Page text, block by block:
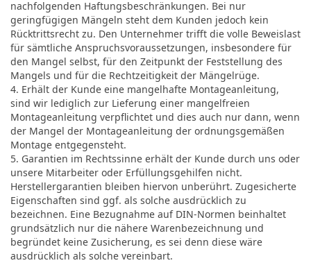
nachfolgenden Haftungsbeschränkungen. Bei nur
geringfügigen Mängeln steht dem Kunden jedoch kein
Rücktrittsrecht zu. Den Unternehmer trifft die volle Beweislast
für sämtliche Anspruchsvoraussetzungen, insbesondere für
den Mangel selbst, für den Zeitpunkt der Feststellung des
Mangels und für die Rechtzeitigkeit der Mängelrüge.
4. Erhält der Kunde eine mangelhafte Montageanleitung,
sind wir lediglich zur Lieferung einer mangelfreien
Montageanleitung verpflichtet und dies auch nur dann, wenn
der Mangel der Montageanleitung der ordnungsgemäßen
Montage entgegensteht.
5. Garantien im Rechtssinne erhält der Kunde durch uns oder
unsere Mitarbeiter oder Erfüllungsgehilfen nicht.
Herstellergarantien bleiben hiervon unberührt. Zugesicherte
Eigenschaften sind ggf. als solche ausdrücklich zu
bezeichnen. Eine Bezugnahme auf DIN-Normen beinhaltet
grundsätzlich nur die nähere Warenbezeichnung und
begründet keine Zusicherung, es sei denn diese wäre
ausdrücklich als solche vereinbart.